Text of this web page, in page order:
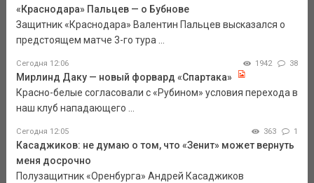
«Краснодара» Пальцев — о Бубнове
Защитник «Краснодара» Валентин Пальцев высказался о
предстоящем матче 3-го тура ...
Сегодня 12:06 1942 38
Мирлинд Даку — новый форвард «Спартака»
Красно-белые согласовали с «Рубином» условия перехода в
наш клуб нападающего ...
Сегодня 12:05 363 1
Касаджиков: не думаю о том, что «Зенит» может вернуть
меня досрочно
Полузащитник «Оренбурга» Андрей Касаджиков